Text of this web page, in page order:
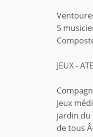
5
JEUX -
Jeux
jardin du
de tous